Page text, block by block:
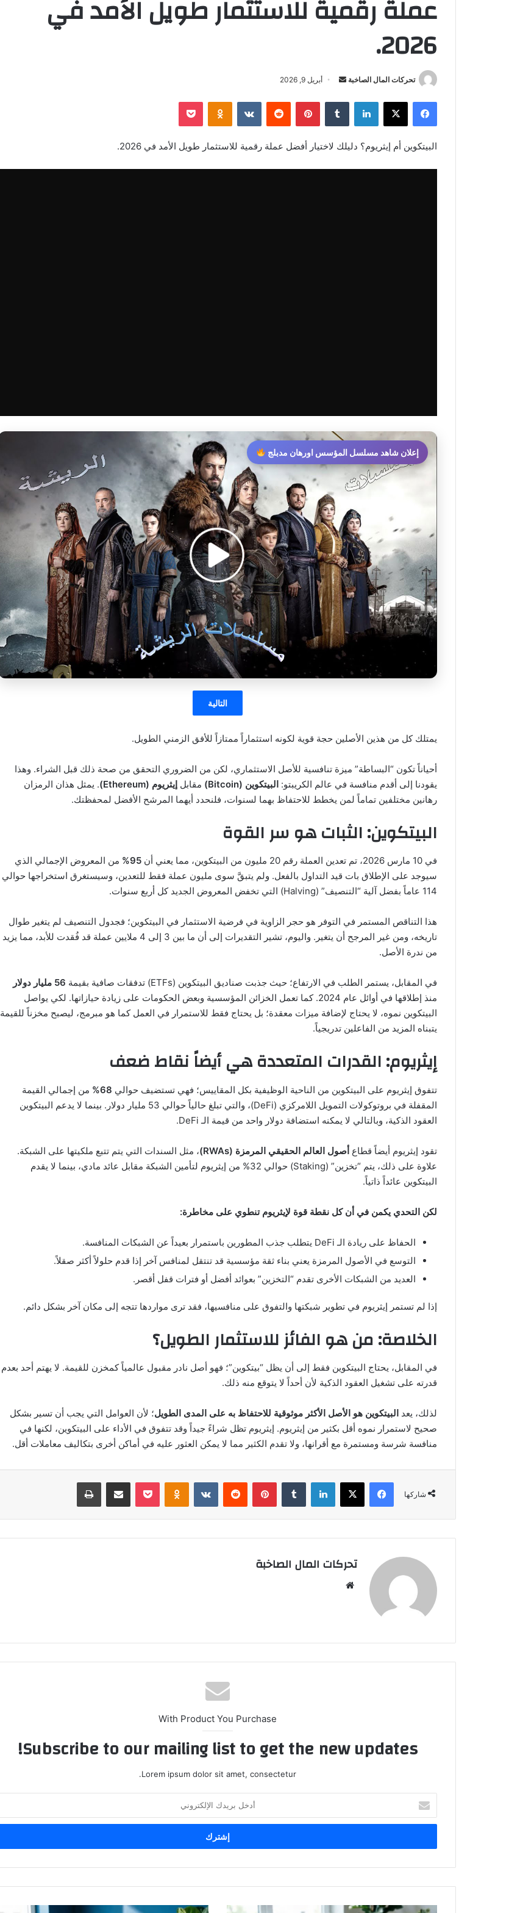
عملة رقمية للاستثمار طويل الأمد في
2026.
تحركات المال الصاخبة
أرسل
إلكترونيا
أبريل 9, 2026
فيسبوك ‫X لينكدإن بينتيريست Odnoklassniki
‫Pocket
البيتكوين أم إيثريوم؟ دليلك لاختيار أفضل عملة رقمية للاستثمار طويل الأمد في 2026.
إعلان شاهد مسلسل المؤسس اورهان مدبلج
التالية
يمتلك كل من هذين الأصلين حجة قوية لكونه استثماراً ممتازاً للأفق الزمني الطويل.
أحياناً تكون “البساطة” ميزة تنافسية للأصل الاستثماري، لكن من الضروري التحقق من صحة ذلك قبل الشراء. وهذا
يقودنا إلى أقدم منافسة في عالم الكريبتو: البيتكوين (Bitcoin) مقابل إيثريوم (Ethereum)
. يمثل هذان الرمزان
رهانين مختلفين تماماً لمن يخطط للاحتفاظ بهما لسنوات، فلنحدد أيهما المرشح الأفضل لمحفظتك.
البيتكوين: الثبات هو سر القوة
في 10 مارس 2026، تم تعدين العملة رقم 20 مليون من البيتكوين، مما يعني أن 95%
من المعروض الإجمالي الذي
سيوجد على الإطلاق بات قيد التداول بالفعل. ولم يتبقَّ سوى مليون عملة فقط للتعدين، وسيستغرق استخراجها حوالي
114 عاماً بفضل آلية “التنصيف” (Halving) التي تخفض المعروض الجديد كل أربع سنوات.
هذا التناقص المستمر في التوفر هو حجر الزاوية في فرضية الاستثمار في البيتكوين؛ فجدول التنصيف لم يتغير طوال
تاريخه، ومن غير المرجح أن يتغير. واليوم، تشير التقديرات إلى أن ما بين 3 إلى 4 ملايين عملة قد فُقدت للأبد، مما يزيد
من ندرة الأصل.
في المقابل، يستمر الطلب في الارتفاع؛ حيث جذبت صناديق البيتكوين (ETFs) تدفقات صافية بقيمة
56 مليار دولار
منذ إطلاقها في أوائل عام 2024. كما تعمل الخزائن المؤسسية وبعض الحكومات على زيادة حيازاتها. لكي يواصل
البيتكوين نموه، لا يحتاج لإضافة ميزات معقدة؛ بل يحتاج فقط للاستمرار في العمل كما هو مبرمج، ليصبح مخزناً للقيمة
يتبناه المزيد من الفاعلين تدريجياً.
إيثريوم: القدرات المتعددة هي أيضاً نقاط ضعف
تتفوق إيثريوم على البيتكوين من الناحية الوظيفية بكل المقاييس؛ فهي تستضيف حوالي 68%
من إجمالي القيمة
المقفلة في بروتوكولات التمويل اللامركزي (DeFi)، والتي تبلغ حالياً حوالي 53 مليار دولار. بينما لا يدعم البيتكوين
العقود الذكية، وبالتالي لا يمكنه استضافة دولار واحد من قيمة الـ DeFi.
تقود إيثريوم أيضاً قطاع أصول العالم الحقيقي المرمزة (RWAs)
، مثل السندات التي يتم تتبع ملكيتها على الشبكة.
علاوة على ذلك، يتم “تخزين” (Staking) حوالي 32% من إيثريوم لتأمين الشبكة مقابل عائد مادي، بينما لا يقدم
البيتكوين عائداً ذاتياً.
لكن التحدي يكمن في أن كل نقطة قوة لإيثريوم تنطوي على مخاطرة:
الحفاظ على ريادة الـ DeFi يتطلب جذب المطورين باستمرار بعيداً عن الشبكات المنافسة.
التوسع في الأصول المرمزة يعني بناء ثقة مؤسسية قد تنتقل لمنافس آخر إذا قدم حلولاً أكثر صقلاً.
العديد من الشبكات الأخرى تقدم “التخزين” بعوائد أفضل أو فترات قفل أقصر.
إذا لم تستمر إيثريوم في تطوير شبكتها والتفوق على منافسيها، فقد ترى مواردها تتجه إلى مكان آخر بشكل دائم.
الخلاصة: من هو الفائز للاستثمار الطويل؟
في المقابل، يحتاج البيتكوين فقط إلى أن يظل “بيتكوين”؛ فهو أصل نادر مقبول عالمياً كمخزن للقيمة. لا يهتم أحد بعدم
قدرته على تشغيل العقود الذكية لأن أحداً لا يتوقع منه ذلك.
لذلك، يعد البيتكوين هو الأصل الأكثر موثوقية للاحتفاظ به على المدى الطويل؛ لأن العوامل التي يجب أن تسير بشكل
صحيح لاستمرار نموه أقل بكثير من إيثريوم. إيثريوم تظل شراءً جيداً وقد تتفوق في الأداء على البيتكوين، لكنها في
منافسة شرسة ومستمرة مع أقرانها، ولا تقدم الكثير مما لا يمكن العثور عليه في أماكن أخرى بتكاليف معاملات أقل.
شاركها
فيسبوك ‫X لينكدإن بينتيريست Odnoklassniki
‫Pocket مشاركة عبر البريد طباعة
تحركات المال الصاخبة
With Product You Purchase
Subscribe to our mailing list to get the new updates!
Lorem ipsum dolor sit amet, consectetur.
بريدك
الإلكتروني
استراتيجية استراتيجية